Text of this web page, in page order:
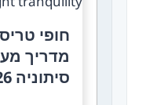
חופי
מדריך
סיתוניה 2026